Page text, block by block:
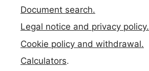
Document search.
Legal notice and privacy policy.
Cookie policy and withdrawal.
Calculators.